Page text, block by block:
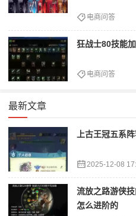
电商问答
狂战士80技能
电商问答
最新文章
上古王冠五系
2025-12-08
流放之路游侠
怎么进阶的